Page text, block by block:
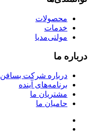
محصولات
خدمات
مولتی‌مدیا
درباره ما
درباره شرکت بسافن
برنامه‌های آینده
مشتریان ما
حامیان ما